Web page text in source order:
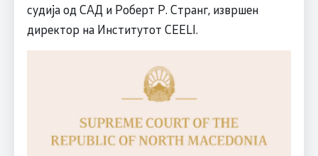
судија од САД и Роберт Р. Странг, извршен
директор на Институтот CEELI.